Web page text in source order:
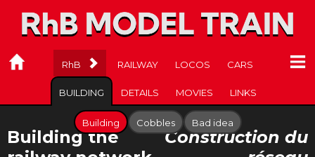
RAILWAY LOCOS CARS
BUILDING DETAILS MOVIES LINKS
Building Cobbles Bad idea
Building the
Construction du